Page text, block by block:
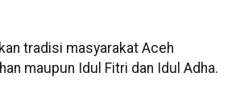
tradisi masyarakat Aceh
maupun Idul Fitri dan Idul Adha.